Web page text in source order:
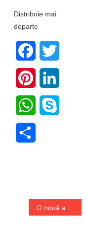
Distribuie mai
departe
Facebook
Pinterest
WhatsApp